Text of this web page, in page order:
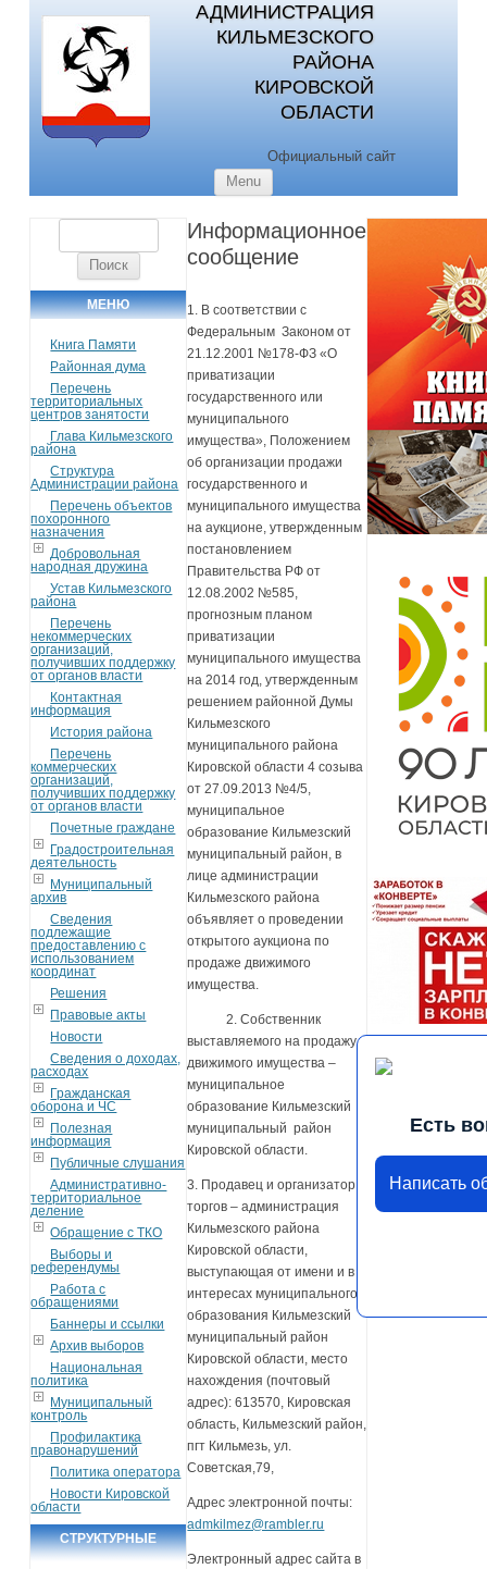
АДМИНИСТРАЦИЯ
КИЛЬМЕЗСКОГО
РАЙОНА
КИРОВСКОЙ
ОБЛАСТИ
Официальный сайт
Menu
МЕНЮ
Книга Памяти
Районная дума
Перечень
территориальных
центров занятости
Глава Кильмезского
района
Структура
Администрации района
Перечень объектов
похоронного
назначения
Добровольная
народная дружина
Устав Кильмезского
района
Перечень
некоммерческих
организаций,
получивших поддержку
от органов власти
Контактная
информация
История района
Перечень
коммерческих
организаций,
получивших поддержку
от органов власти
Почетные граждане
Градостроительная
деятельность
Муниципальный
архив
Сведения
подлежащие
предоставлению с
использованием
координат
Решения
Правовые акты
Новости
Сведения о доходах,
расходах
Гражданская
оборона и ЧС
Полезная
информация
Публичные слушания
Административно-
территориальное
деление
Обращение с ТКО
Выборы и
референдумы
Работа с
обращениями
Баннеры и ссылки
Архив выборов
Национальная
политика
Муниципальный
контроль
Профилактика
правонарушений
Политика оператора
Новости Кировской
области
СТРУКТУРНЫЕ
Информационное
сообщение
1. В соответствии с
Федеральным Законом от
21.12.2001 №178-ФЗ «О
приватизации
государственного или
муниципального
имущества», Положением
об организации продажи
государственного и
муниципального имущества
на аукционе, утвержденным
постановлением
Правительства РФ от
12.08.2002 №585,
прогнозным планом
приватизации
муниципального имущества
на 2014 год, утвержденным
решением районной Думы
Кильмезского
муниципального района
Кировской области 4 созыва
от 27.09.2013 №4/5,
муниципальное
образование Кильмезский
муниципальный район, в
лице администрации
Кильмезского района
объявляет о проведении
открытого аукциона по
продаже движимого
имущества.
2. Собственник
выставляемого на продажу
движимого имущества –
муниципальное
образование Кильмезский
муниципальный район
Кировской области.
3. Продавец и организатор
торгов – администрация
Кильмезского района
Кировской области,
выступающая от имени и в
интересах муниципального
образования Кильмезский
муниципальный район
Кировской области, место
нахождения (почтовый
адрес): 613570, Кировская
область, Кильмезский район,
пгт Кильмезь, ул.
Советская,79,
Адрес электронной почты:
admkilmez@rambler.ru
Электронный адрес сайта в
Есть
Написать